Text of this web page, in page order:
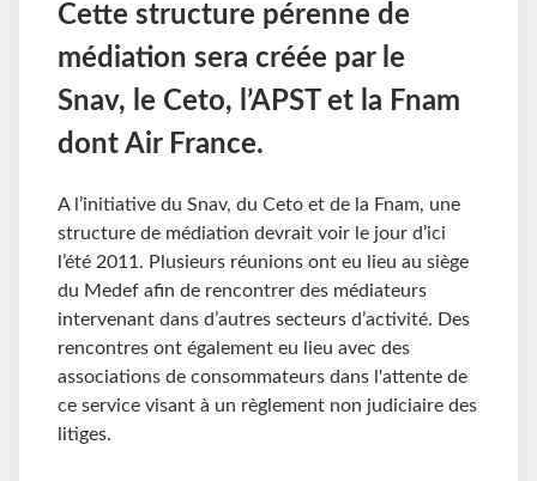
Cette structure pérenne de
médiation sera créée par le
Snav, le Ceto, l’APST et la Fnam
dont Air France.
A l’initiative du Snav, du Ceto et de la Fnam, une
structure de médiation devrait voir le jour d’ici
l’été 2011. Plusieurs réunions ont eu lieu au siège
du Medef afin de rencontrer des médiateurs
intervenant dans d’autres secteurs d’activité. Des
rencontres ont également eu lieu avec des
associations de consommateurs dans l'attente de
ce service visant à un règlement non judiciaire des
litiges.